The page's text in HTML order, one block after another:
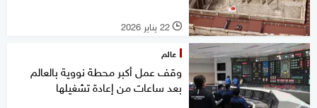
l 22 يناير 2026
عالم
وقف عمل أكبر محطة نووية بالعالم
بعد ساعات من إعادة تشغيلها